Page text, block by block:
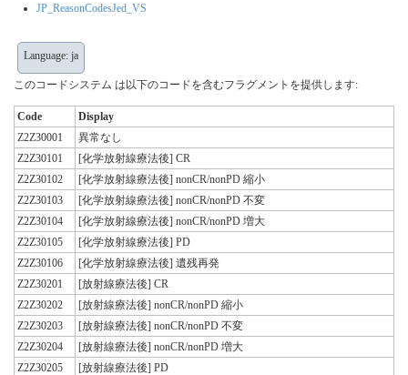
JP_ReasonCodesJed_VS
Language: ja
このコードシステム は以下のコードを含むフラグメントを提供します:
Code
Display
Z2Z30001
異常なし
Z2Z30101
[化学放射線療法後] CR
Z2Z30102
[化学放射線療法後] nonCR/nonPD 縮小
Z2Z30103
[化学放射線療法後] nonCR/nonPD 不変
Z2Z30104
[化学放射線療法後] nonCR/nonPD 増大
Z2Z30105
[化学放射線療法後] PD
Z2Z30106
[化学放射線療法後] 遺残再発
Z2Z30201
[放射線療法後] CR
Z2Z30202
[放射線療法後] nonCR/nonPD 縮小
Z2Z30203
[放射線療法後] nonCR/nonPD 不変
Z2Z30204
[放射線療法後] nonCR/nonPD 増大
Z2Z30205
[放射線療法後] PD